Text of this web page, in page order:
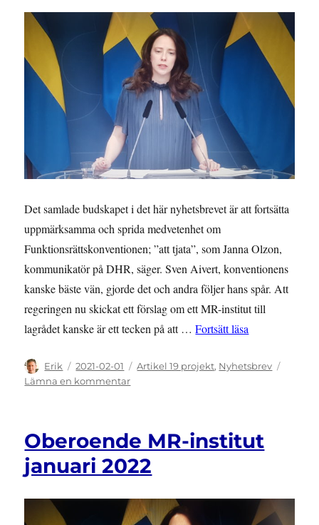
Det samlade budskapet i det här nyhetsbrevet är att fortsätta
uppmärksamma och sprida medvetenhet om
Funktionsrättskonventionen; ”att tjata”, som Janna Olzon,
kommunikatör på DHR, säger. Sven Aivert, konventionens
kanske bäste vän, gjorde det och andra följer hans spår. Att
regeringen nu skickat ett förslag om ett MR-institut till
lagrådet kanske är ett tecken på att …Fortsätt läsa
Författare
Erik
Publicerat
den
2021-02-01 Kategorier
Artikel 19 projekt, Nyhetsbrev
Lämna en kommentartill
–
viktigt
mot
ett
Oberoende MR-institut
januari 2022